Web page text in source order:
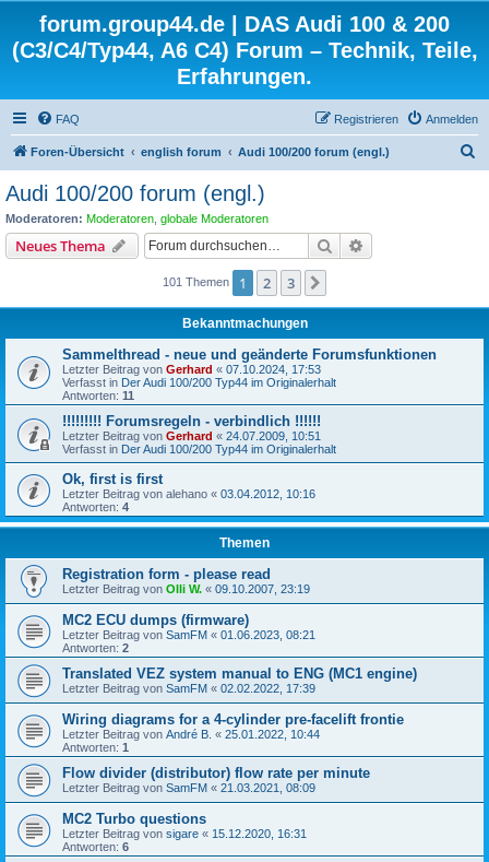
forum.group44.de | DAS Audi 100 & 200
(C3/C4/Typ44, A6 C4) Forum – Technik, Teile,
Erfahrungen.
FAQ Anmelden
Registrieren
Foren-Übersicht english forum Audi 100/200 forum (engl.)
Audi 100/200 forum (engl.)
Moderatoren: Moderatoren globale Moderatoren
Neues Thema Suche
101 Themen 1 2 3
Bekanntmachungen
Sammelthread - neue und geänderte Forumsfunktionen
Letzter Beitrag von Gerhard « 07.10.2024, 17:53
Verfasst in Der Audi 100/200 Typ44 im Originalerhalt
Antworten: 11
!!!!!!!!! Forumsregeln - verbindlich !!!!!!
Letzter Beitrag von Gerhard « 24.07.2009, 10:51
Verfasst in Der Audi 100/200 Typ44 im Originalerhalt
Ok, first is first
Letzter Beitrag von alehano « 03.04.2012, 10:16
Antworten: 4
Themen
Registration form - please read
Letzter Beitrag von Olli W. « 09.10.2007, 23:19
MC2 ECU dumps (firmware)
Letzter Beitrag von SamFM « 01.06.2023, 08:21
Antworten: 2
Translated VEZ system manual to ENG (MC1 engine)
Letzter Beitrag von SamFM « 02.02.2022, 17:39
Wiring diagrams for a 4-cylinder pre-facelift frontie
Letzter Beitrag von André B. « 25.01.2022, 10:44
Antworten: 1
Flow divider (distributor) flow rate per minute
Letzter Beitrag von SamFM « 21.03.2021, 08:09
MC2 Turbo questions
Letzter Beitrag von sigare « 15.12.2020, 16:31
Antworten: 6